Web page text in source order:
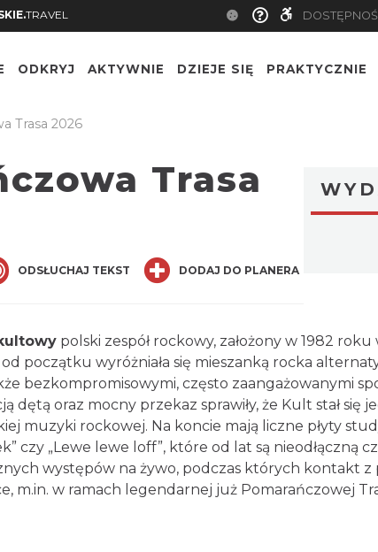
TRAVEL
ODKRYJ AKTYWNIE DZIEJE SIĘ PRAKTYCZNIE
Trasa 2026
Trasa
ODSŁUCHAJ TEKST DODAJ DO PLANERA
polski zespół rockowy, założony w 1982
początku wyróżniała się mieszanką rocka
bezkompromisowymi, często zaangażowanymi
dętą oraz mocny przekaz sprawiły, że Kult stał się
muzyki rockowej. Na koncie mają liczne płyty
czy „Lewe lewe loff”, które od lat są
występów na żywo, podczas których kontakt
m.in. w ramach legendarnej już Pomarańczowej